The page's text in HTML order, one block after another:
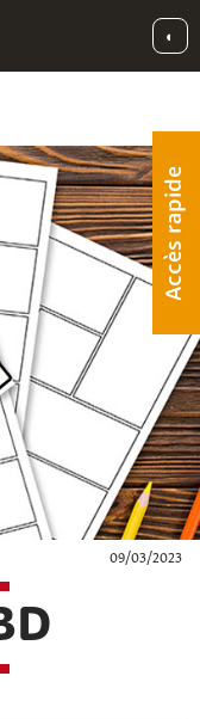
◐
Accès rapide
09/03/2023